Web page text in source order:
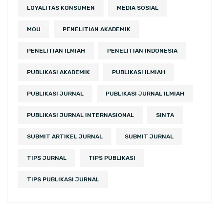
LOYALITAS KONSUMEN MEDIA SOSIAL
MOU PENELITIAN AKADEMIK
PENELITIAN ILMIAH PENELITIAN INDONESIA
PUBLIKASI AKADEMIK PUBLIKASI ILMIAH
PUBLIKASI JURNAL PUBLIKASI JURNAL ILMIAH
PUBLIKASI JURNAL INTERNASIONAL SINTA
SUBMIT ARTIKEL JURNAL SUBMIT JURNAL
TIPS JURNAL TIPS PUBLIKASI
TIPS PUBLIKASI JURNAL